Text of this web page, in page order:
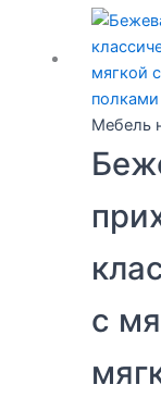
Мебель
с